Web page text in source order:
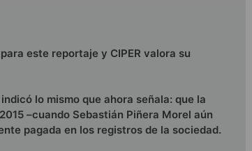
este reportaje y CIPER valora su
lo mismo que ahora señala: que la
–cuando Sebastián Piñera Morel aún
pagada en los registros de la sociedad.